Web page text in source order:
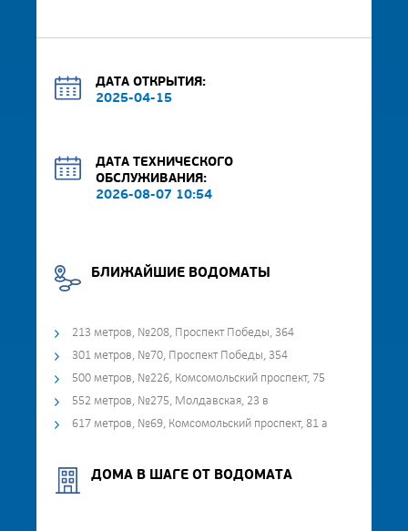
ДАТА ОТКРЫТИЯ:
2025-04-15
ДАТА ТЕХНИЧЕСКОГО
ОБСЛУЖИВАНИЯ:
2026-08-07 10:54
БЛИЖАЙШИЕ ВОДОМАТЫ
213 метров, №208, Проспект Победы, 364
301 метров, №70, Проспект Победы, 354
500 метров, №226, Комсомольский проспект, 75
552 метров, №275, Молдавская, 23 в
617 метров, №69, Комсомольский проспект, 81 а
ДОМА В ШАГЕ ОТ ВОДОМАТА